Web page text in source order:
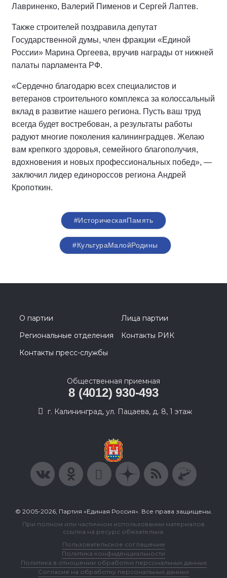
Лавриненко, Валерий Пименов и Сергей Лаптев.
Также строителей поздравила депутат
Государственной думы, член фракции «Единой
России» Марина Оргеева, вручив награды от нижней
палаты парламента РФ.
«Сердечно благодарю всех специалистов и
ветеранов строительного комплекса за колоссальный
вклад в развитие нашего региона. Пусть ваш труд
всегда будет востребован, а результаты работы
радуют многие поколения калининградцев. Желаю
вам крепкого здоровья, семейного благополучия,
вдохновения и новых профессиональных побед», —
заключил лидер единороссов региона Андрей
Кропоткин.
#ИсторическаяПамять
#КультураМалойРодины
О партии
Лица партии
Региональные отделения
Контакты РИК
Контакты пресс-службы
Общественная приемная
8 (4012) 930-493
г. Калининград, ул. Пацаева, д. 8, 1 этаж
© 2005-2026, Партия «Единая Россия». Все права защищены.
При полном или частичном использовании материалов
ссылка на ресурс обязательна.
Пользовательское соглашение
Политика конфиденциальности
Политика в отношении обработки персональных данных
Согласие на обработку персональных данных